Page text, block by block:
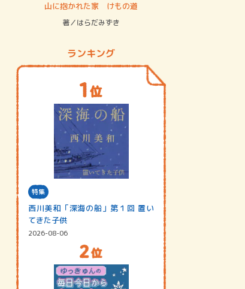
山に抱かれた家 けもの道
著／はらだみずき
ランキング
特集
西川美和「深海の船」第１回 置い
てきた子供
2026-08-06